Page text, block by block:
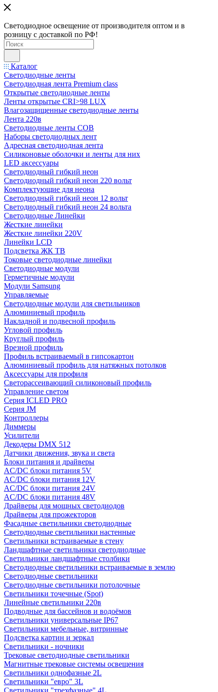
Светодиодное освещение от производителя оптом и в
розницу с доставкой по РФ!
Каталог
Светодиодные ленты
Светодиодная лента Premium class
Открытые светодиодные ленты
Ленты открытые CRI>98 LUX
Влагозащищенные светодиодные ленты
Лента 220в
Светодиодные ленты COB
Наборы светодиодных лент
Адресная светодиодная лента
Силиконовые оболочки и ленты для них
LED аксессуары
Светодиодный гибкий неон
Светодиодный гибкий неон 220 вольт
Комплектующие для неона
Светодиодный гибкий неон 12 вольт
Светодиодный гибкий неон 24 вольта
Светодиодные Линейки
Жесткие линейки
Жесткие линейки 220V
Линейки LCD
Подсветка ЖК ТВ
Токовые светодиодные линейки
Светодиодные модули
Герметичные модули
Модули Samsung
Управляемые
Светодиодные модули для светильников
Алюминиевый профиль
Накладной и подвесной профиль
Угловой профиль
Круглый профиль
Врезной профиль
Профиль встраиваемый в гипсокартон
Алюминиевый профиль для натяжных потолков
Аксессуары для профиля
Светорассеивающий силиконовый профиль
Управление светом
Серия ICLED PRO
Серия JM
Контроллеры
Диммеры
Усилители
Декодеры DMX 512
Датчики движения, звука и света
Блоки питания и драйверы
AC/DC блоки питания 5V
AC/DC блоки питания 12V
AC/DC блоки питания 24V
AC/DC блоки питания 48V
Драйверы для мощных светодиодов
Драйверы для прожекторов
Фасадные светильники светодиодные
Светодиодные светильники настенные
Светильники встраиваемые в стену
Ландшафтные светильники светодиодные
Светильники ландшафтные столбики
Светодиодные светильники встраиваемые в землю
Светодиодные светильники
Светодиодные светильники потолочные
Светильники точечные (Spot)
Линейные светильники 220в
Подводные для бассейнов и водоёмов
Светильники универсальные IP67
Светильники мебельные, витринные
Подсветка картин и зеркал
Светильники - ночники
Трековые светодиодные светильники
Магнитные трековые системы освещения
Светильники однофазные 2L
Светильники "евро" 3L
Светильники "трехфазные" 4L